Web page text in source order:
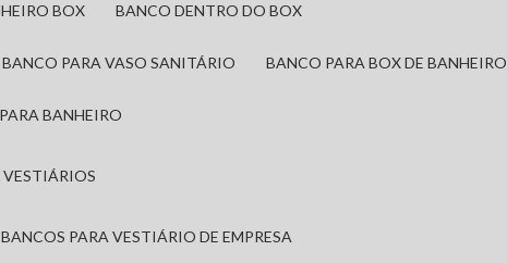
BOX BANCO DENTRO DO BOX
BANCO PARA VASO SANITÁRIO BANCO PARA BOX DE BANHEIRO
PARA BANHEIRO
VESTIÁRIOS
BANCOS PARA VESTIÁRIO DE EMPRESA